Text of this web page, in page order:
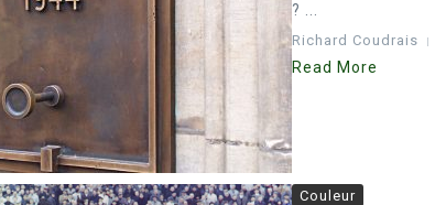
? ...
Richard Coudrais
Read More
Couleur